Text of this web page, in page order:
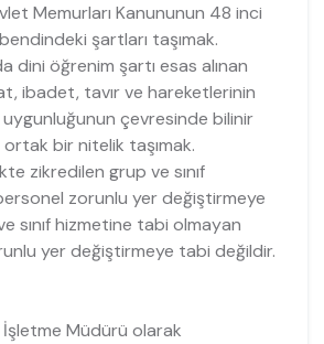
Memurları Kanununun 48 inci
şartları taşımak.
dini öğrenim şartı esas alınan
ibadet, tavır ve hareketlerinin
çevresinde bilinir
bir nitelik taşımak.
zikredilen grup ve sınıf
zorunlu yer değiştirmeye
sınıf hizmetine tabi olmayan
yer değiştirmeye tabi değildir.
Müdürü olarak